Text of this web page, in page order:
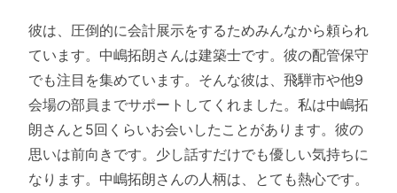
彼は、圧倒的に会計展示をするためみんなから頼られ
ています。中嶋拓朗さんは建築士です。彼の配管保守
でも注目を集めています。そんな彼は、飛騨市や他9
会場の部員までサポートしてくれました。私は中嶋拓
朗さんと5回くらいお会いしたことがあります。彼の
思いは前向きです。少し話すだけでも優しい気持ちに
なります。中嶋拓朗さんの人柄は、とても熱心です。